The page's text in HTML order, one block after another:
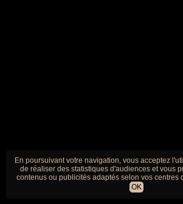
En poursuivant votre navigation, vous acceptez
de réaliser des statistiques d'audiences et vous
contenus ou publicités adaptés selon vos centres
OK